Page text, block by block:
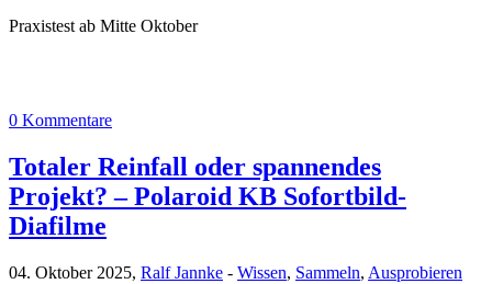
Praxistest ab Mitte Oktober
0 Kommentare
Totaler Reinfall oder spannendes
Projekt? – Polaroid KB Sofortbild-
Diafilme
04. Oktober 2025, Ralf Jannke - Wissen, Sammeln, Ausprobieren